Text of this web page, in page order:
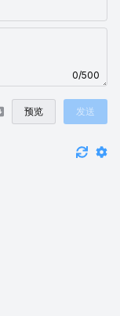
0/500
预览 发送